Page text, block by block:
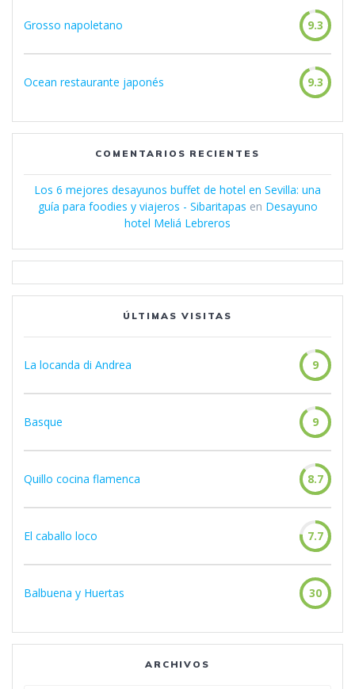
Grosso napoletano 9.3
Ocean restaurante japonés 9.3
COMENTARIOS RECIENTES
Los 6 mejores desayunos buffet de hotel en Sevilla: una
guía para foodies y viajeros - Sibaritapas en Desayuno
hotel Meliá Lebreros
ÚLTIMAS VISITAS
La locanda di Andrea 9
Basque 9
Quillo cocina flamenca 8.7
El caballo loco 7.7
Balbuena y Huertas 30
ARCHIVOS